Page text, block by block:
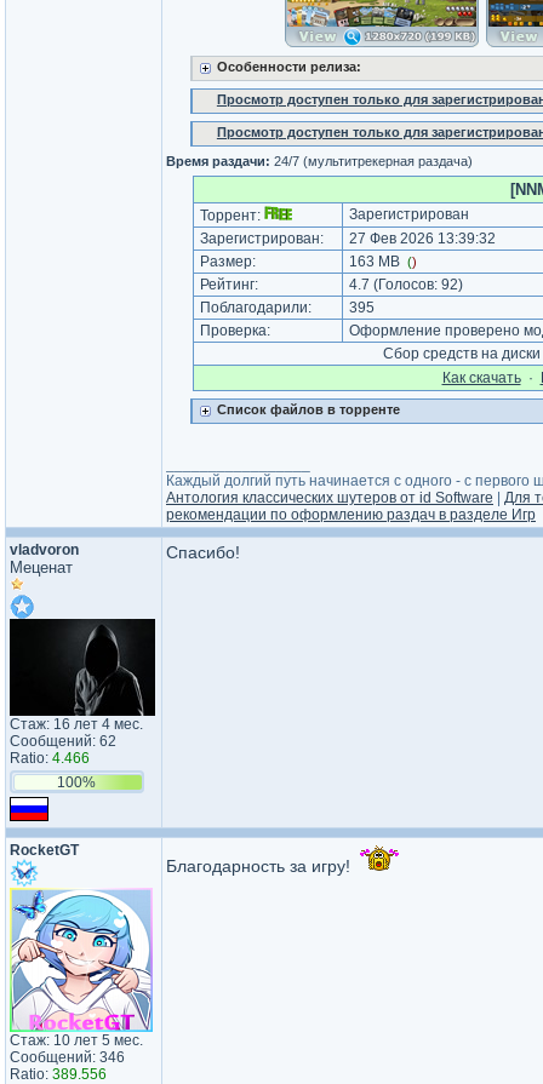
Особенности релиза:
Просмотр доступен только для
Просмотр доступен только для
Время раздачи: 24/7 (мультитрекерная раздача)
Торрент:
Зарегистрирован
Зарегистрирован:
27 Фев 2026 13:39:32
Размер:
163 MB ()
Рейтинг: 4.7 (Голосов: 92)
Поблагодарили:
395
Проверка:
Оформление проверено
Сбор средств на
Как cкачать·
Список файлов в торренте
Каждый долгий путь начинается с одного - с первого
Антология классических шутеров от id Software
Для
рекомендации по оформлению раздач в разделе Игр
vladvoron
Меценат
Стаж: 16 лет 4 мес.
Сообщений: 62
Ratio: 4.466
100%
Спасибо!
RocketGT
Стаж: 10 лет 5 мес.
Сообщений: 346
Ratio: 389.556
Благодарность за игру!